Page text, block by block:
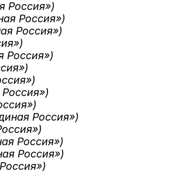
Россия»)
Россия»)
Россия»)
Россия»)
Россия»)
Россия»)
Россия»)